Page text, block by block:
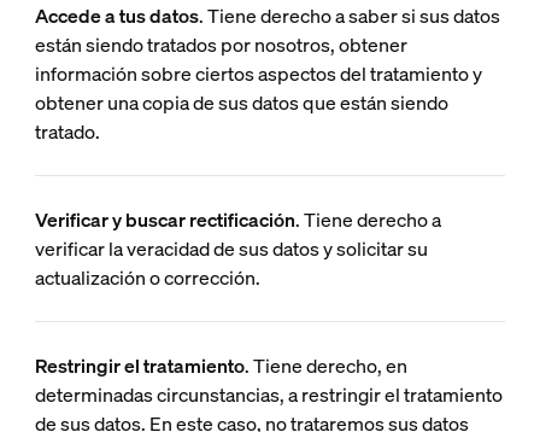
Accede a tus datos. Tiene derecho a saber si sus datos
están siendo tratados por nosotros, obtener
información sobre ciertos aspectos del tratamiento y
obtener una copia de sus datos que están siendo
tratado.
Verificar y buscar rectificación. Tiene derecho a
verificar la veracidad de sus datos y solicitar su
actualización o corrección.
Restringir el tratamiento. Tiene derecho, en
determinadas circunstancias, a restringir el tratamiento
de sus datos. En este caso, no trataremos sus datos